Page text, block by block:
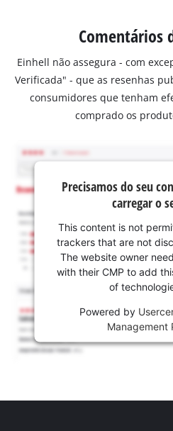
Comentários
Einhell não assegura - com
Verificada" - que as resenhas
consumidores que tenham
comprado os
Precisamos do seu
carregar o
This content is not
trackers that are not
The website owner
with their CMP to add
of
Powered by
Management